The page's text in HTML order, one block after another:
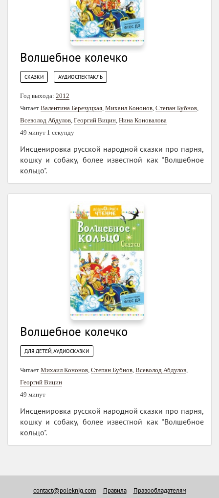
Волшебное колечко
СКАЗКИ АУДИОСПЕКТАКЛЬ
Год выхода: 2012
Читает Валентина Березуцкая, Михаил Кононов, Степан Бубнов,
Всеволод Абдулов, Георгий Вицин, Нина Коновалова
49 минут 1 секунду
Инсценировка русской народной сказки про парня,
кошку и собаку, более известной как "Волшебное
кольцо".
Волшебное колечко
ДЛЯ ДЕТЕЙ, АУДИОСКАЗКИ
Читает Михаил Кононов, Степан Бубнов, Всеволод Абдулов,
Георгий Вицин
49 минут
Инсценировка русской народной сказки про парня,
кошку и собаку, более известной как "Волшебное
кольцо".
contact@poleknig.com Правила Правообладателям